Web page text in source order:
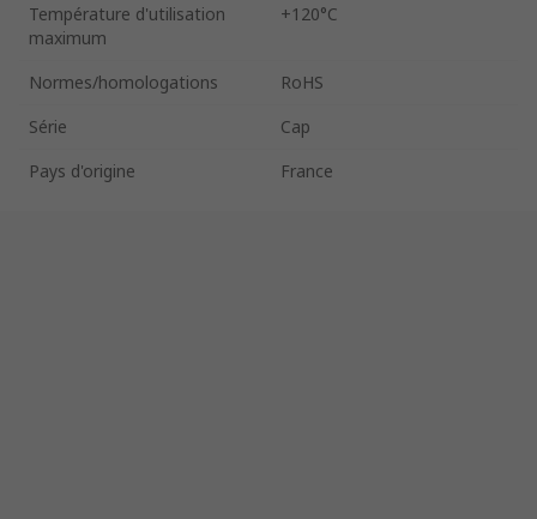
Température d'utilisation
maximum
+120°C
Normes/homologations
RoHS
Série
Cap
Pays d'origine
France